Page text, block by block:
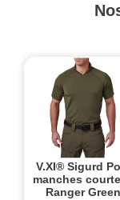
V.XI® Sigurd
manches
Ranger Green